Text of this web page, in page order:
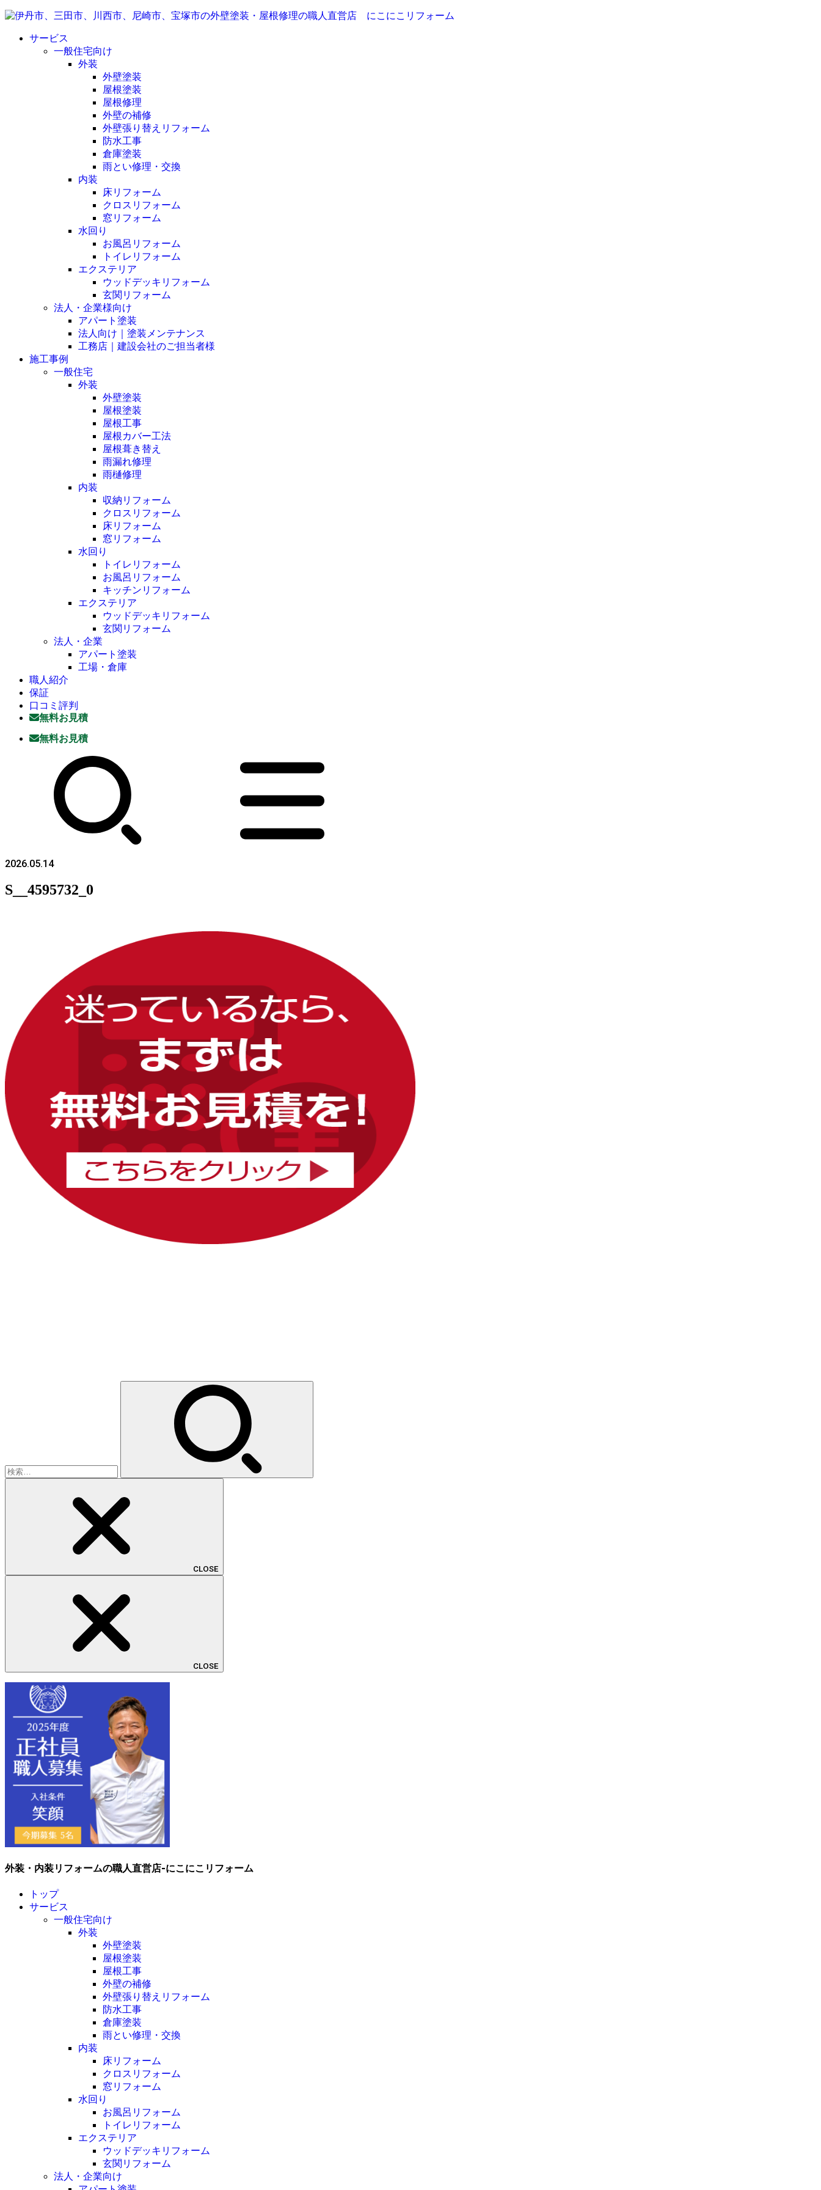
サービス
一般住宅向け
外装
外壁塗装
屋根塗装
屋根修理
外壁の補修
外壁張り替えリフォーム
防水工事
倉庫塗装
雨とい修理・交換
内装
床リフォーム
クロスリフォーム
窓リフォーム
水回り
お風呂リフォーム
トイレリフォーム
エクステリア
ウッドデッキリフォーム
玄関リフォーム
法人・企業様向け
アパート塗装
法人向け｜塗装メンテナンス
工務店｜建設会社のご担当者様
施工事例
一般住宅
外装
外壁塗装
屋根塗装
屋根工事
屋根カバー工法
屋根葺き替え
雨漏れ修理
雨樋修理
内装
収納リフォーム
クロスリフォーム
床リフォーム
窓リフォーム
水回り
トイレリフォーム
お風呂リフォーム
キッチンリフォーム
エクステリア
ウッドデッキリフォーム
玄関リフォーム
法人・企業
アパート塗装
工場・倉庫
職人紹介
保証
口コミ評判
無料お見積
無料お見積
2026.05.14
S__4595732_0
CLOSE
CLOSE
外装・内装リフォームの職人直営店-にこにこリフォーム
トップ
サービス
一般住宅向け
外装
外壁塗装
屋根塗装
屋根工事
外壁の補修
外壁張り替えリフォーム
防水工事
倉庫塗装
雨とい修理・交換
内装
床リフォーム
クロスリフォーム
窓リフォーム
水回り
お風呂リフォーム
トイレリフォーム
エクステリア
ウッドデッキリフォーム
玄関リフォーム
法人・企業向け